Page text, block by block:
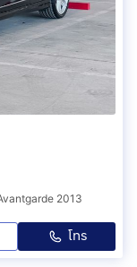
2013
โทร